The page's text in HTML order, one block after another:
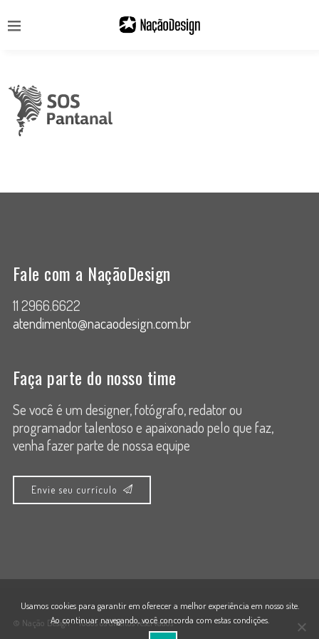
Fale com a NaçãoDesign
11 2966.6622
atendimento@nacaodesign.com.br
Faça parte do nosso time
Se você é um designer, fotógrafo, redator ou
programador talentoso e apaixonado pelo que faz,
venha fazer parte de nossa equipe
Envie seu currículo
© Nação Design - Todos os direitos reservados
Usamos cookies para garantir em oferecer a melhor experiência em nosso site.
Ao continuar navegando, você concorda com estas condições.